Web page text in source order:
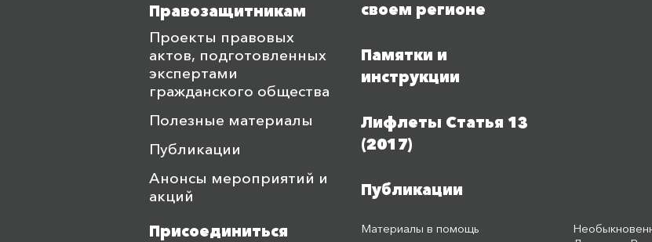
Правозащитникам
Проекты правовых
актов, подготовленных
экспертами
гражданского общества
Полезные материалы
Публикации
Анонсы мероприятий и
акций
своем регионе
Памятки и
инструкции
Лифлеты Статья 13
(2017)
Публикации
Присоединиться Материалы в помощь